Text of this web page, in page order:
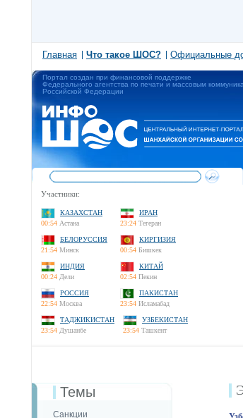
Главная Что такое ШОС? Официальные
Портал создан при финансовой поддержке
Федерального агентства по печати и массовым
Российской Федерации
Участники:
КАЗАХСТАН
00:54 Астана
ИРАН
23:24 Тегеран
БЕЛОРУССИЯ
21:54 Минск
КИРГИЗИЯ
00:54 Бишкек
ИНДИЯ
00:24 Дели
КИТАЙ
02:54 Пекин
РОССИЯ
22:54 Москва
ПАКИСТАН
23:54 Исламабад
ТАДЖИКИСТАН
23:54 Душанбе
УЗБЕКИСТАН
23:54 Ташкент
Темы
Санкции